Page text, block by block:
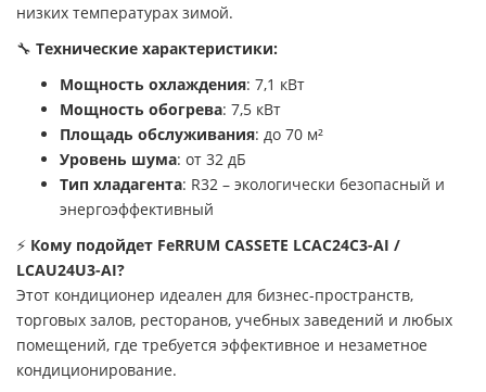
низких температурах зимой.
🔧 Технические характеристики:
Мощность охлаждения: 7,1 кВт
Мощность обогрева: 7,5 кВт
Площадь обслуживания: до 70 м²
Уровень шума: от 32 дБ
Тип хладагента: R32 – экологически безопасный и
энергоэффективный
⚡ Кому подойдет FeRRUM CASSETE LCAC24C3-AI /
LCAU24U3-AI?
Этот кондиционер идеален для бизнес-пространств,
торговых залов, ресторанов, учебных заведений и любых
помещений, где требуется эффективное и незаметное
кондиционирование.